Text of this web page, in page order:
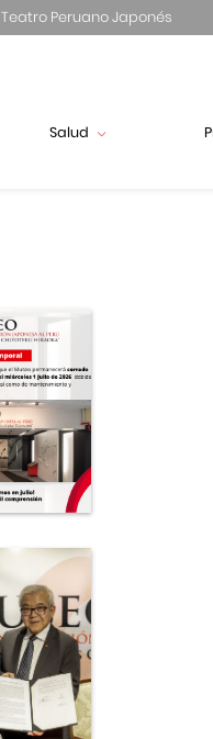
Teatro Peruano Japonés
Salud